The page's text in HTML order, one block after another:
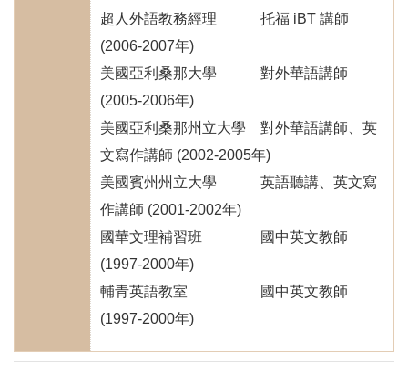
超人外語教務經理 托福 iBT 講師
(2006-2007年)
美國亞利桑那大學 對外華語講師
(2005-2006年)
美國亞利桑那州立大學 對外華語講師、英
文寫作講師 (2002-2005年)
美國賓州州立大學 英語聽講、英文寫
作講師 (2001-2002年)
國華文理補習班 國中英文教師
(1997-2000年)
輔青英語教室 國中英文教師
(1997-2000年)